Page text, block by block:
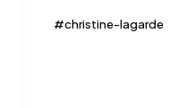
#christine-lagarde